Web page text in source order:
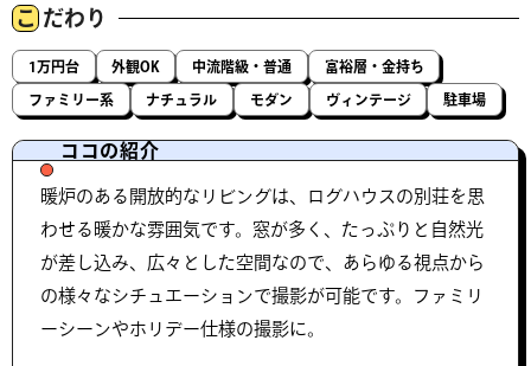
こ だわり
1万円台 外観OK 中流階級・普通 富裕層・金持ち
ファミリー系 ナチュラル モダン ヴィンテージ 駐車場
ココの紹介
暖炉のある開放的なリビングは、ログハウスの別荘を思
わせる暖かな雰囲気です。窓が多く、たっぷりと自然光
が差し込み、広々とした空間なので、あらゆる視点から
の様々なシチュエーションで撮影が可能です。ファミリ
ーシーンやホリデー仕様の撮影に。